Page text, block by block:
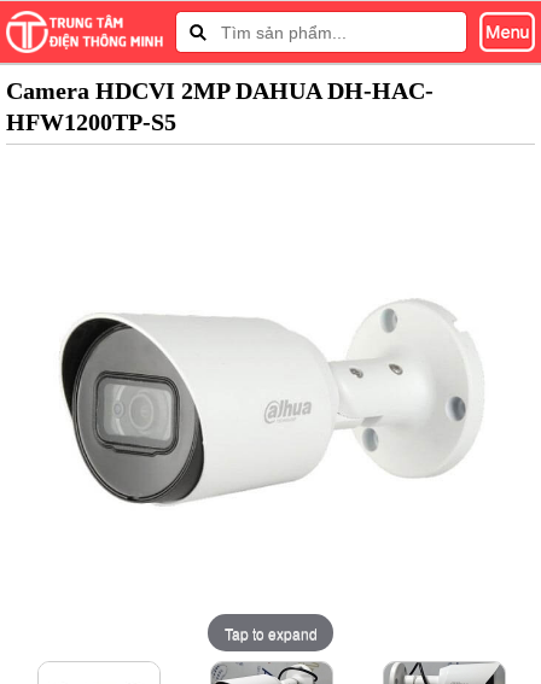
Camera HDCVI 2MP DAHUA DH-HAC-
HFW1200TP-S5
Tap to expand
Tap to expand
Tap to expand